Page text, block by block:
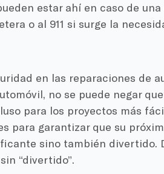
estar ahí en caso de
o al 911 si surge la
en las reparaciones de
no se puede negar
para los proyectos más
para garantizar que su
sino también divertido.
“divertido”.